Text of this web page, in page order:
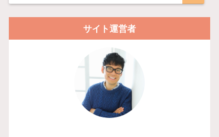
サイト運営者